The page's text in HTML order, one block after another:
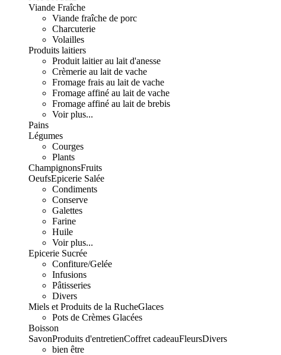
Viande Fraîche
Viande fraîche de porc
Charcuterie
Volailles
Produits laitiers
Produit laitier au lait d'anesse
Crèmerie au lait de vache
Fromage frais au lait de vache
Fromage affiné au lait de vache
Fromage affiné au lait de brebis
Voir plus...
Pains
Légumes
Courges
Plants
ChampignonsFruits
OeufsEpicerie Salée
Condiments
Conserve
Galettes
Farine
Huile
Voir plus...
Epicerie Sucrée
Confiture/Gelée
Infusions
Pâtisseries
Divers
Miels et Produits de la RucheGlaces
Pots de Crèmes Glacées
Boisson
SavonProduits d'entretienCoffret cadeauFleursDivers
bien être